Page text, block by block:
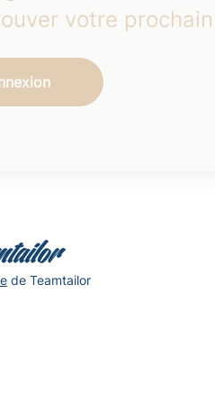
votre
de Teamtailor